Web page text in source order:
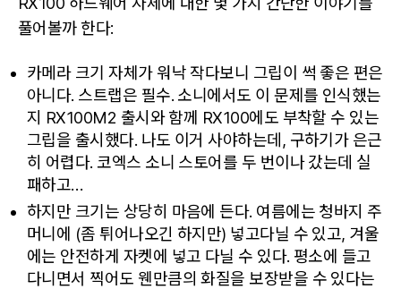
풀어볼까 한다:
카메라 크기 자체가 워낙 작다보니 그립이 썩 좋은 편은
아니다. 스트랩은 필수. 소니에서도 이 문제를 인식했는
지 RX100M2 출시와 함께 RX100에도 부착할 수 있는
그립을 출시했다. 나도 이거 사야하는데, 구하기가 은근
히 어렵다. 코엑스 소니 스토어를 두 번이나 갔는데 실
패하고…
하지만 크기는 상당히 마음에 든다. 여름에는 청바지 주
머니에 (좀 튀어나오긴 하지만) 넣고다닐 수 있고, 겨울
에는 안전하게 자켓에 넣고 다닐 수 있다. 평소에 들고
다니면서 찍어도 웬만큼의 화질을 보장받을 수 있다는